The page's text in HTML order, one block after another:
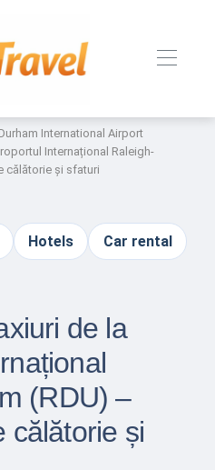
International Airport
Internațional Raleigh-
călătorie și sfaturi
Hotels Car rental
de la
(RDU) –
călătorie și